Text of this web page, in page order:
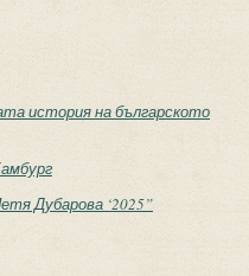
история на българското
Дубарова ‘2025”